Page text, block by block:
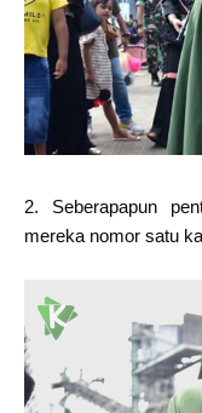
2. Seberapapun
mereka nomor satu